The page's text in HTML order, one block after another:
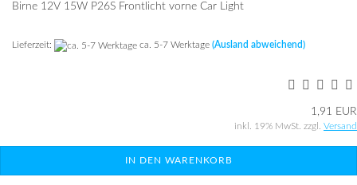
Birne 12V 15W P26S Front­licht vorne Car Light
Lieferzeit: ca. 5-7 Werktage (Ausland abweichend)
1,91 EUR
inkl. 19% MwSt. zzgl. Versand
IN DEN WARENKORB